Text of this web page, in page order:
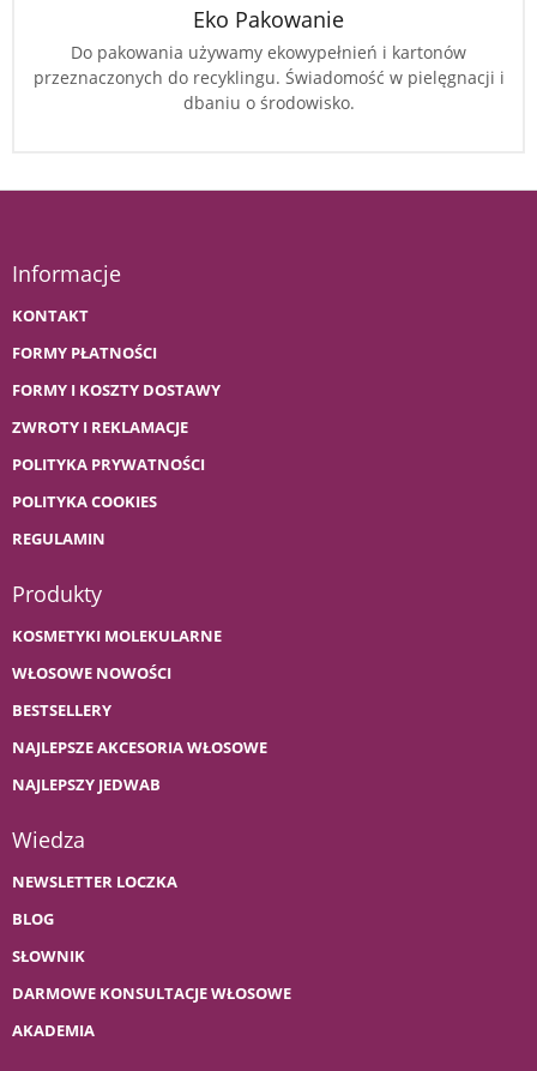
Eko Pakowanie
Do pakowania używamy ekowypełnień i kartonów
przeznaczonych do recyklingu. Świadomość w pielęgnacji i
dbaniu o środowisko.
Informacje
KONTAKT
FORMY PŁATNOŚCI
FORMY I KOSZTY DOSTAWY
ZWROTY I REKLAMACJE
POLITYKA PRYWATNOŚCI
POLITYKA COOKIES
REGULAMIN
Produkty
KOSMETYKI MOLEKULARNE
WŁOSOWE NOWOŚCI
BESTSELLERY
NAJLEPSZE AKCESORIA WŁOSOWE
NAJLEPSZY JEDWAB
Wiedza
NEWSLETTER LOCZKA
BLOG
SŁOWNIK
DARMOWE KONSULTACJE WŁOSOWE
AKADEMIA